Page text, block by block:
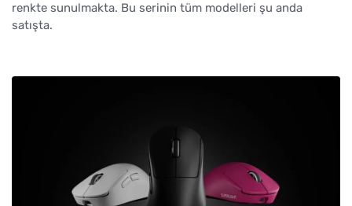
renkte sunulmakta. Bu serinin tüm modelleri şu anda
satışta.